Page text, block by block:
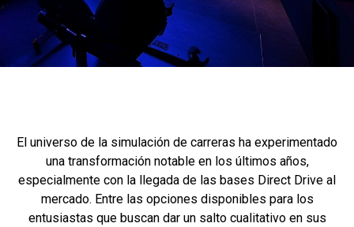
El universo de la simulación de carreras ha experimentado
una transformación notable en los últimos años,
especialmente con la llegada de las bases Direct Drive al
mercado. Entre las opciones disponibles para los
entusiastas que buscan dar un salto cualitativo en sus